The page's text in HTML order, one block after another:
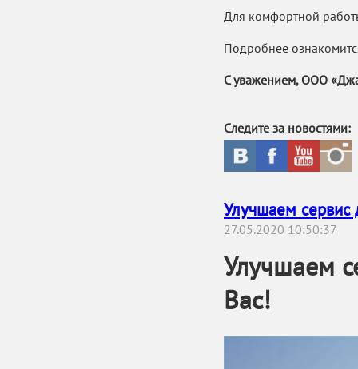
Для комфортной
Подробнее
С уважением, ООО
Следите за новостями:
Улучшаем сервис
27.05.2020 10:50:37
Улучшаем
Вас!